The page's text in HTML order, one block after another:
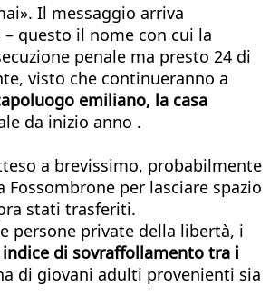
Il messaggio arriva
– questo il nome con cui la
penale ma presto 24 di
visto che continueranno a
emiliano, la casa
da inizio anno .
a brevissimo, probabilmente
per lasciare spazio
stati trasferiti.
persone private della libertà, i
di sovraffollamento tra i
di giovani adulti provenienti sia